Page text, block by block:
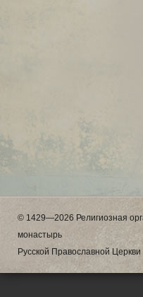
© 1429—2026 Религиозная
монастырь
Русской Православной